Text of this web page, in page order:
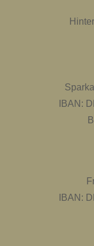
IBAN:
IBAN: